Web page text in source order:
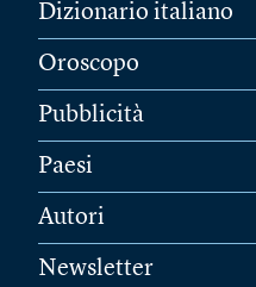
Dizionario italiano
Oroscopo
Pubblicità
Paesi
Autori
Newsletter